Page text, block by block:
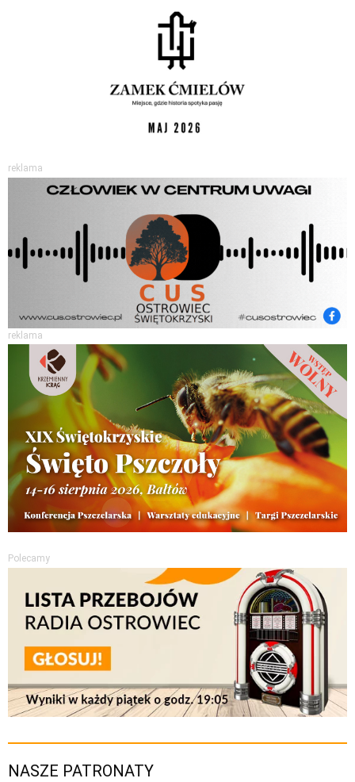
reklama
reklama
Polecamy
NASZE PATRONATY